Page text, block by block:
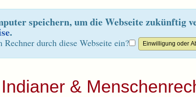
speichern, um die Webseite zukünftig
.
durch diese Webseite ein?
&